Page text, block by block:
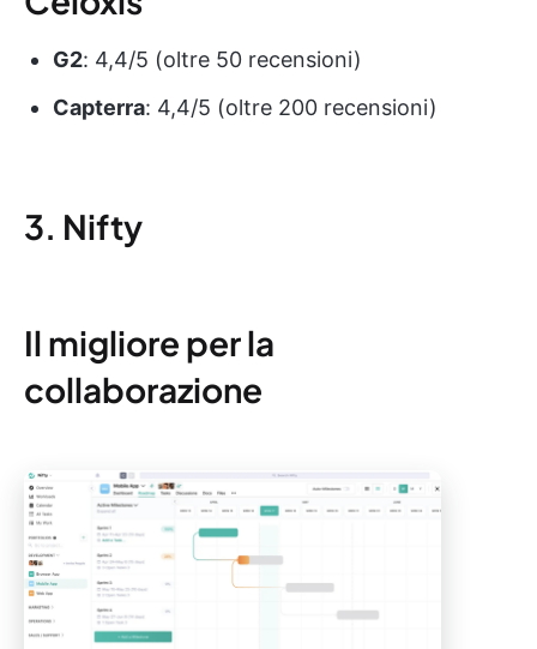
G2: 4,4/5 (oltre 50 recensioni)
Capterra: 4,4/5 (oltre 200 recensioni)
3. Nifty
Il migliore per la
collaborazione